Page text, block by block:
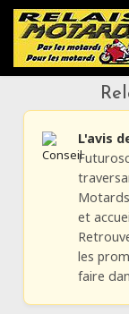
L'avis
et
les
faire